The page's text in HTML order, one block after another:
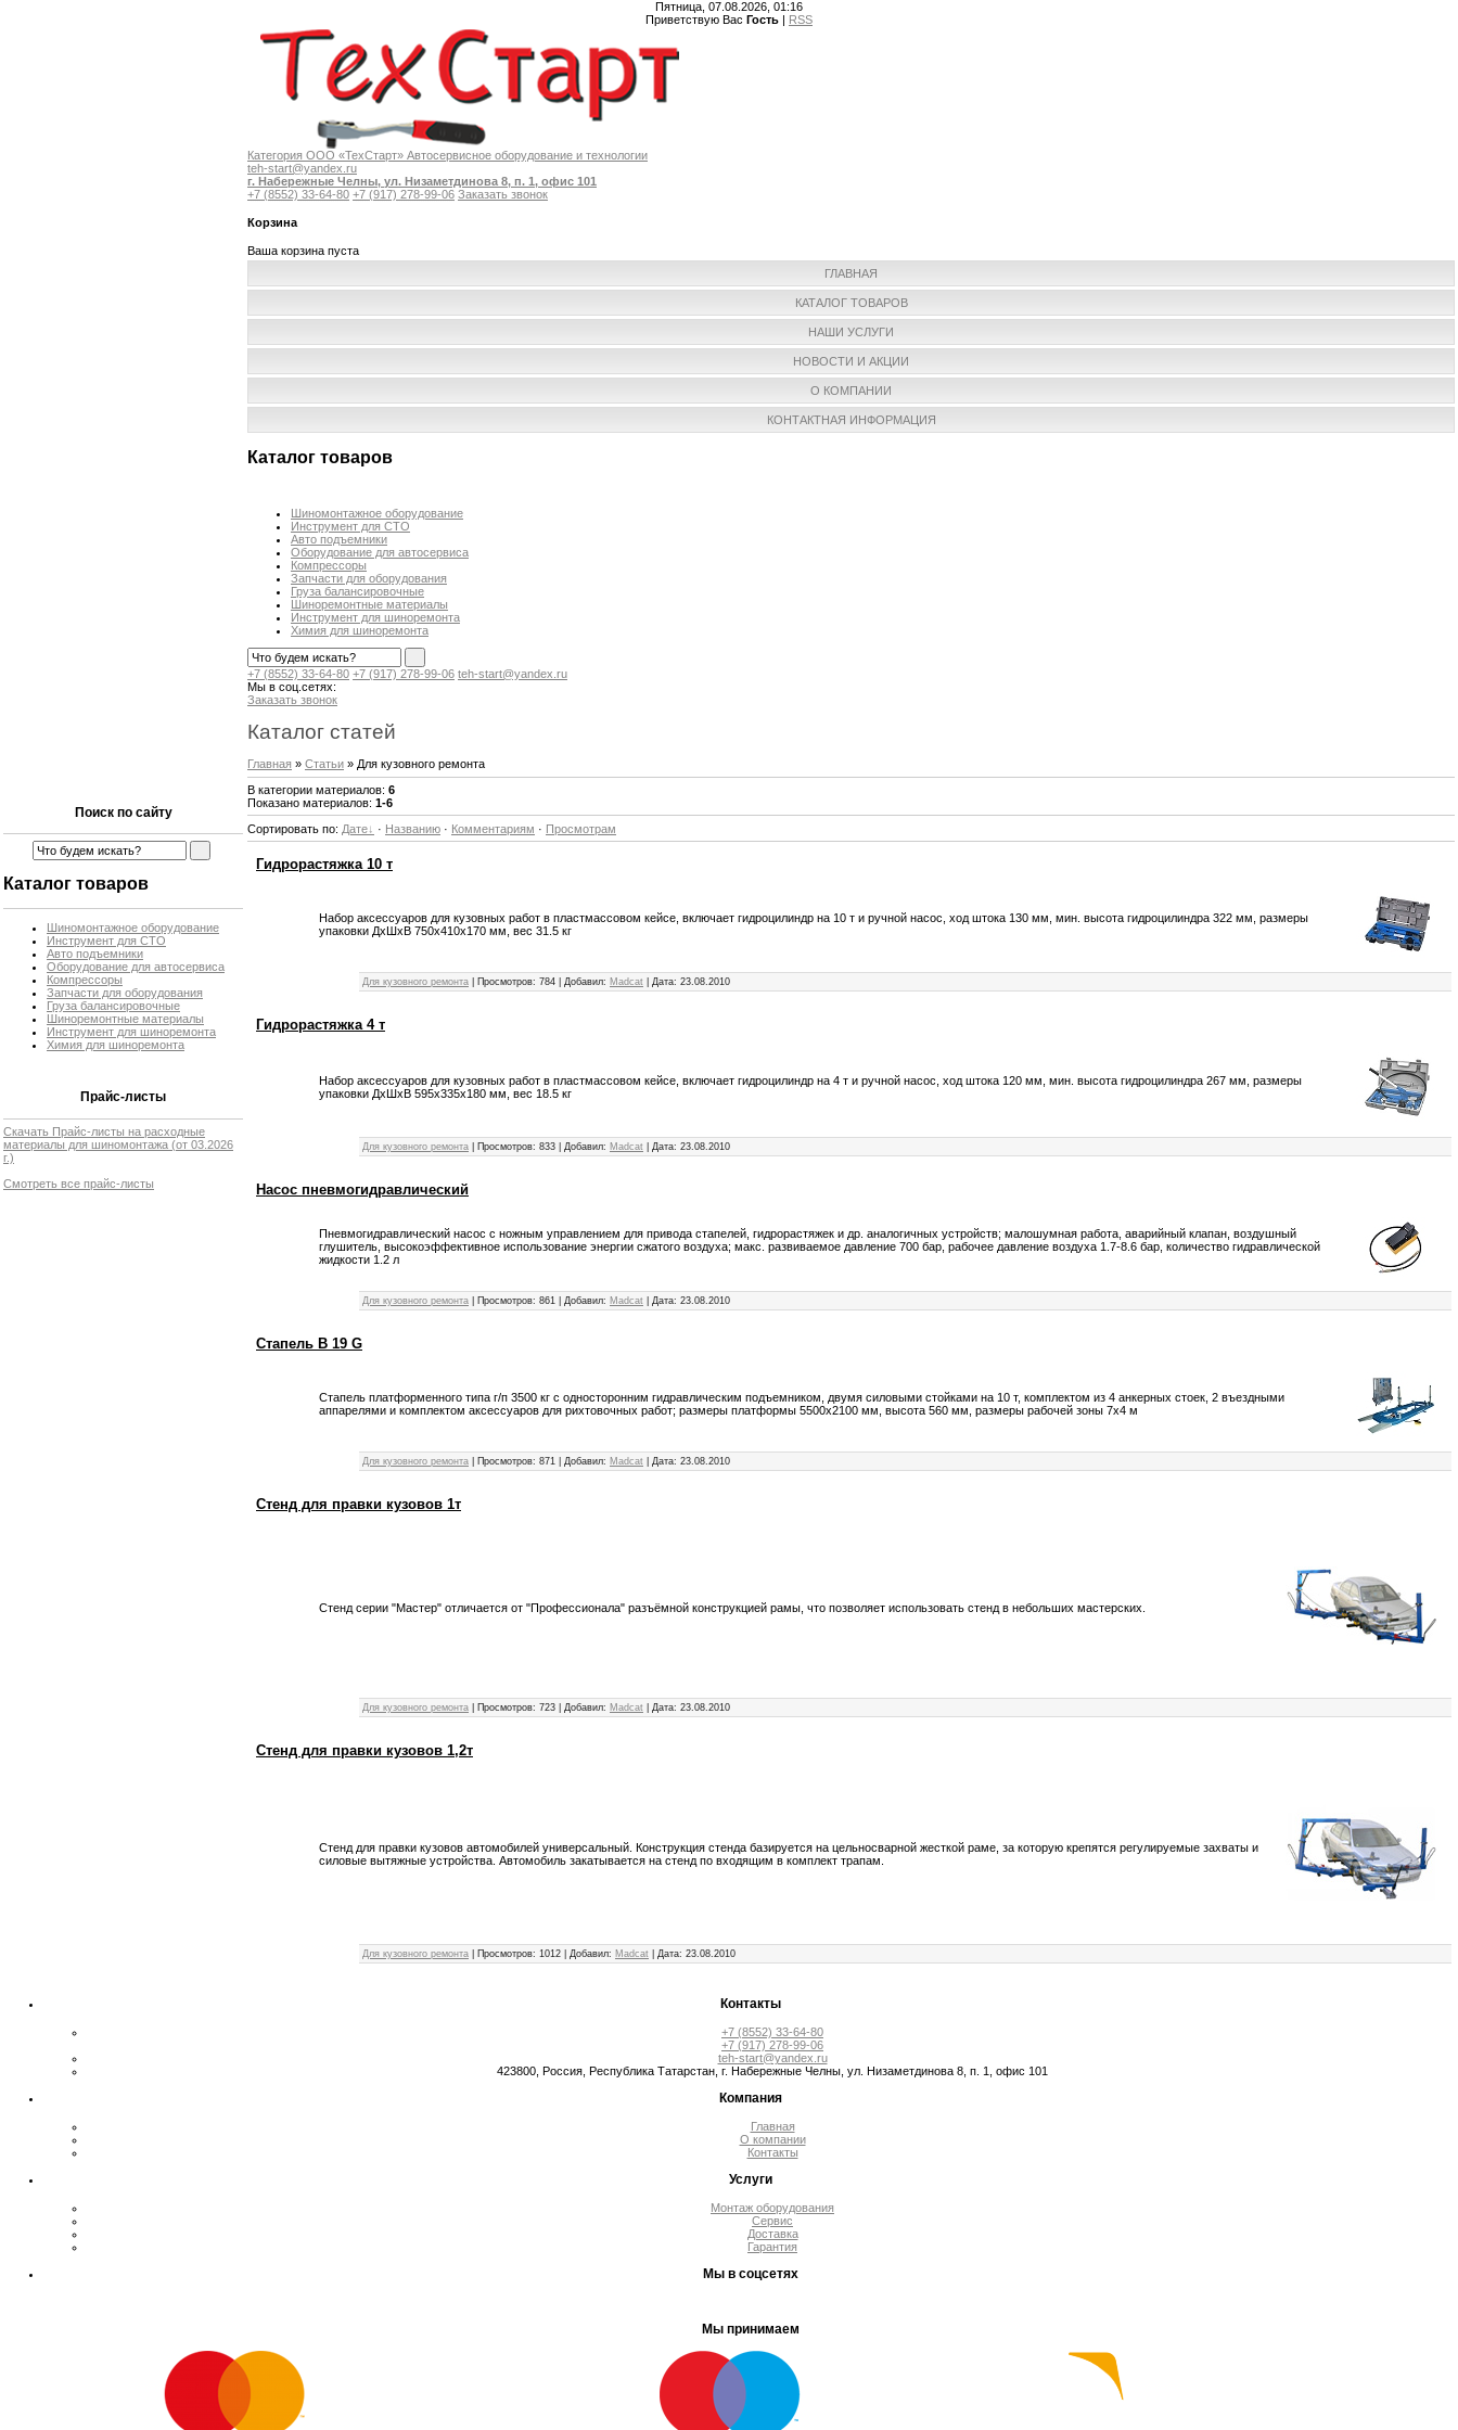
Пятница, 07.08.2026, 01:16
Приветствую Вас Гость | RSS
Поиск по сайту
Каталог товаров
Шиномонтажное оборудование
Инструмент для СТО
Авто подъемники
Оборудование для автосервиса
Компрессоры
Запчасти для оборудования
Груза балансировочные
Шиноремонтные материалы
Инструмент для шиноремонта
Химия для шиноремонта
Прайс-листы
Скачать Прайс-листы на расходные
материалы для шиномонтажа (от 03.2026
г.)
Смотреть все прайс-листы
Категория ООО «ТехСтарт» Автосервисное оборудование и технологии
teh-start@yandex.ru
г. Набережные Челны, ул. Низаметдинова 8, п. 1, офис 101
+7 (8552) 33-64-80 +7 (917) 278-99-06 Заказать звонок
Корзина
Ваша корзина пуста
ГЛАВНАЯ
КАТАЛОГ ТОВАРОВ
НАШИ УСЛУГИ
НОВОСТИ И АКЦИИ
О КОМПАНИИ
КОНТАКТНАЯ ИНФОРМАЦИЯ
Каталог товаров
Шиномонтажное оборудование
Инструмент для СТО
Авто подъемники
Оборудование для автосервиса
Компрессоры
Запчасти для оборудования
Груза балансировочные
Шиноремонтные материалы
Инструмент для шиноремонта
Химия для шиноремонта
+7 (8552) 33-64-80 +7 (917) 278-99-06 teh-start@yandex.ru
Мы в соц.сетях:
Заказать звонок
Каталог статей
Главная » Статьи » Для кузовного ремонта
В категории материалов: 6
Показано материалов: 1-6
Сортировать по: Дате · Названию · Комментариям · Просмотрам
Гидрорастяжка 10 т
Набор аксессуаров для кузовных работ в пластмассовом кейсе, включает гидроцилиндр на 10 т и ручной насос, ход штока 130 мм, мин. высота гидроцилиндра 322 мм, размеры
упаковки ДхШхВ 750х410х170 мм, вес 31.5 кг
Для кузовного ремонта Просмотров: 784 Добавил: Madcat Дата: 23.08.2010
Гидрорастяжка 4 т
Набор аксессуаров для кузовных работ в пластмассовом кейсе, включает гидроцилиндр на 4 т и ручной насос, ход штока 120 мм, мин. высота гидроцилиндра 267 мм, размеры
упаковки ДхШхВ 595х335х180 мм, вес 18.5 кг
Для кузовного ремонта Просмотров: 833 Добавил: Madcat Дата: 23.08.2010
Насос пневмогидравлический
Пневмогидравлический насос с ножным управлением для привода стапелей, гидрорастяжек и др. аналогичных устройств; малошумная работа, аварийный клапан, воздушный
глушитель, высокоэффективное использование энергии сжатого воздуха; макс. развиваемое давление 700 бар, рабочее давление воздуха 1.7-8.6 бар, количество гидравлической
жидкости 1.2 л
Для кузовного ремонта Просмотров: 861 Добавил: Madcat Дата: 23.08.2010
Стапель B 19 G
Стапель платформенного типа г/п 3500 кг с односторонним гидравлическим подъемником, двумя силовыми стойками на 10 т, комплектом из 4 анкерных стоек, 2 въездными
аппарелями и комплектом аксессуаров для рихтовочных работ; размеры платформы 5500х2100 мм, высота 560 мм, размеры рабочей зоны 7х4 м
Для кузовного ремонта Просмотров: 871 Добавил: Madcat Дата: 23.08.2010
Стенд для правки кузовов 1т
Стенд серии "Мастер" отличается от "Профессионала" разъёмной конструкцией рамы, что позволяет использовать стенд в небольших мастерских.
Для кузовного ремонта Просмотров: 723 Добавил: Madcat Дата: 23.08.2010
Стенд для правки кузовов 1,2т
Cтенд для правки кузовов автомобилей универсальный. Конструкция стенда базируется на цельносварной жесткой раме, за которую крепятся регулируемые захваты и
силовые вытяжные устройства. Автомобиль закатывается на стенд по входящим в комплект трапам.
Для кузовного ремонта Просмотров: 1012 Добавил: Madcat Дата: 23.08.2010
Контакты
+7 (8552) 33-64-80
+7 (917) 278-99-06
teh-start@yandex.ru
423800, Россия, Республика Татарстан, г. Набережные Челны, ул. Низаметдинова 8, п. 1, офис 101
Компания
Главная
О компании
Контакты
Услуги
Монтаж оборудования
Сервис
Доставка
Гарантия
Мы в соцсетях
Мы принимаем